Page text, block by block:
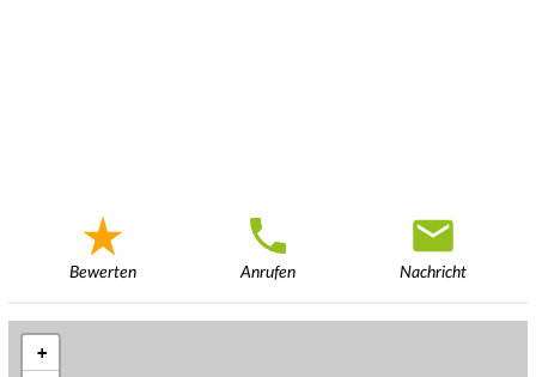
Bewerten Anrufen Nachricht
+